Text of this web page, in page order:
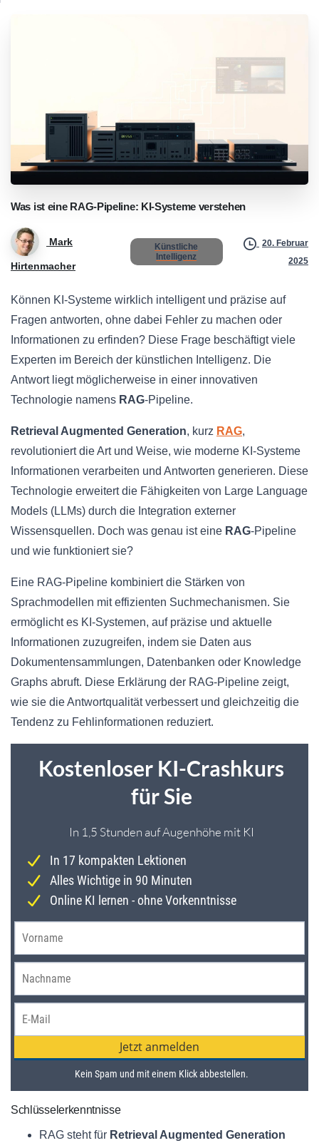
Was ist eine RAG-Pipeline: KI-Systeme verstehen
Mark
Hirtenmacher
Künstliche
Intelligenz
20. Februar
2025
Können KI-Systeme wirklich intelligent und präzise auf
Fragen antworten, ohne dabei Fehler zu machen oder
Informationen zu erfinden? Diese Frage beschäftigt viele
Experten im Bereich der künstlichen Intelligenz. Die
Antwort liegt möglicherweise in einer innovativen
Technologie namens RAG-Pipeline.
Retrieval Augmented Generation, kurz RAG,
revolutioniert die Art und Weise, wie moderne KI-Systeme
Informationen verarbeiten und Antworten generieren. Diese
Technologie erweitert die Fähigkeiten von Large Language
Models (LLMs) durch die Integration externer
Wissensquellen. Doch was genau ist eine RAG-Pipeline
und wie funktioniert sie?
Eine RAG-Pipeline kombiniert die Stärken von
Sprachmodellen mit effizienten Suchmechanismen. Sie
ermöglicht es KI-Systemen, auf präzise und aktuelle
Informationen zuzugreifen, indem sie Daten aus
Dokumentensammlungen, Datenbanken oder Knowledge
Graphs abruft. Diese Erklärung der RAG-Pipeline zeigt,
wie sie die Antwortqualität verbessert und gleichzeitig die
Tendenz zu Fehlinformationen reduziert.
Schlüsselerkenntnisse
RAG steht für Retrieval Augmented Generation